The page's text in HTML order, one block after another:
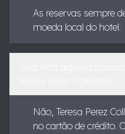
As reservas sempre
moeda local do hotel.
Não, Teresa Perez
no cartão de crédito.